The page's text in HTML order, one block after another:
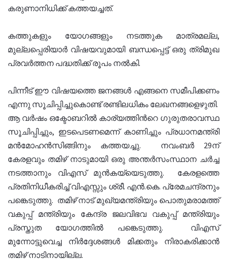
കരുണാനിധിക്ക് കത്തയച്ചത്.
കത്തുകളും യോഗങ്ങളും നടത്തുക മാത്രമല്ല,
മുല്ലപ്പെരിയാർ വിഷയവുമായി ബന്ധപ്പെട്ട് ഒരു ത്രിമുഖ
പ്രവർത്തന പദ്ധതിക്ക് രൂപം നൽകി.
പിന്നീട് ഈ വിഷയത്തെ ജനങ്ങൾ എങ്ങനെ സമീപിക്കണം
എന്നു സൂചിപ്പിച്ചുകൊണ്ട് രണ്ടിലധികം ലേഖനങ്ങളെഴുതി.
ആ വർഷം ഒക്ടോബറിൽ കാര്യത്തിൻറെ ഗുരുതരാവസ്ഥ
സൂചിപ്പിച്ചും, ഇടപെടണമെന്ന് കാണിച്ചും പ്രധാനമന്ത്രി
മൻമോഹൻസിങ്ങിനും കത്തയച്ചു. നവംബർ 29ന്
കേരളവും തമിഴ് നാടുമായി ഒരു അന്തർസംസ്ഥാന ചർച്ച
നടത്താനും വിഎസ് മുൻകയ്യെടുത്തു. കേരളത്തെ
പ്രതിനിധീകരിച്ച് വിഎസ്സും ശ്രീ. എൻ.കെ. പ്രേമചന്ദ്രനും
പങ്കെടുത്തു. തമിഴ് നാട് മുഖ്യമന്ത്രിയും പൊതുമരാമത്ത്
വകുപ്പ് മന്ത്രിയും കേന്ദ്ര ജലവിഭവ വകുപ്പ് മന്ത്രിയും
പ്രസ്തുത യോഗത്തിൽ പങ്കെടുത്തു. വിഎസ്
മുന്നോട്ടുവെച്ച നിർദ്ദേശങ്ങൾ മിക്കതും നിരാകരിക്കാൻ
തമിഴ് നാടിനായില്ല.